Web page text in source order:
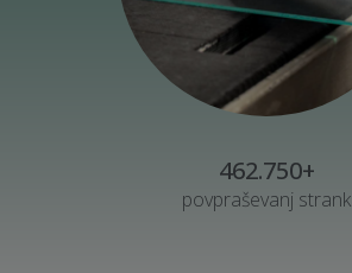
462.750+
povpraševanj strank